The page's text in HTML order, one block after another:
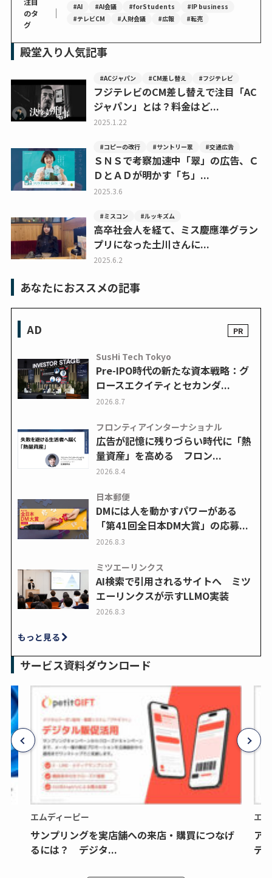
のタ
グ
｜ #AI #AI会議 #forStudents
#IP business
#テレビCM
#人財会議 #広報 #転売
殿堂入り人気記事
#ACジャパン #CM差し替え #フジテレビ
フジテレビのCM差し替えで注目「AC
ジャパン」とは？料金はど...
2025.1.22
#コピーの改行 #サントリー翠 #交通広告
ＳＮＳで考察加速中「翠」の広告、Ｃ
ＤとＡＤが明かす「ち」...
2025.3.6
#ミスコン #ルッキズム
高卒社会人を経て、ミス慶應準グラン
プリになった土川さんに...
2025.6.2
あなたにおススメの記事
AD
SusHi Tech Tokyo
Pre-IPO時代の新たな資本戦略：グ
ロースエクイティとセカンダ...
2026.8.7
フロンティアインターナショナル
広告が記憶に残りづらい時代に「熱
量資産」を高める フロン...
2026.8.4
日本郵便
DMには人を動かすパワーがある
「第41回全日本DM大賞」の応募...
2026.8.3
ミツエーリンクス
AI検索で引用されるサイトへ ミツ
エーリンクスが示すLLMO実装
2026.8.3
もっと見る
サービス資料ダウンロード
エムディーピー
サンプリングを実店舗への来店・購買につなげ
るには？ デジタ...
エ
ア
デ